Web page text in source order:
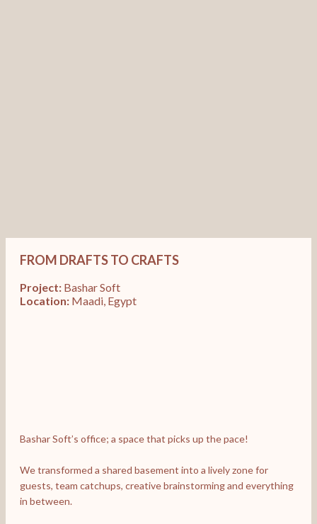
FROM DRAFTS TO CRAFTS
Project:Bashar Soft
Location:Maadi, Egypt
Bashar Soft’s office; a space that picks up the pace!
We transformed a shared basement into a lively zone for
guests, team catchups, creative brainstorming and
in between.